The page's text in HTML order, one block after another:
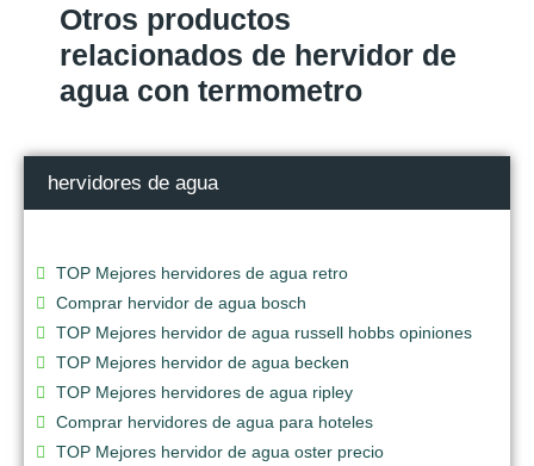
Otros productos
relacionados de hervidor de
agua con termometro
hervidores de agua
TOP Mejores hervidores de agua retro
Comprar hervidor de agua bosch
TOP Mejores hervidor de agua russell hobbs opiniones
TOP Mejores hervidor de agua becken
TOP Mejores hervidores de agua ripley
Comprar hervidores de agua para hoteles
TOP Mejores hervidor de agua oster precio